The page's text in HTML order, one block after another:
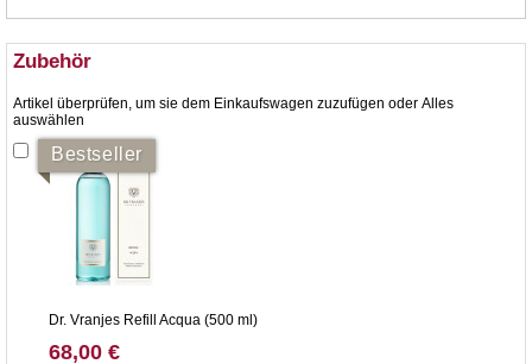
Zubehör
Artikel überprüfen, um sie dem Einkaufswagen zuzufügen oder Alles
auswählen
Bestseller
Dr. Vranjes Refill Acqua (500 ml)
68,00 €